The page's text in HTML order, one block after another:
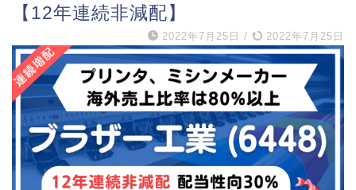
【12年連続非減配】
2022年7月25日 / 2022年7月25日